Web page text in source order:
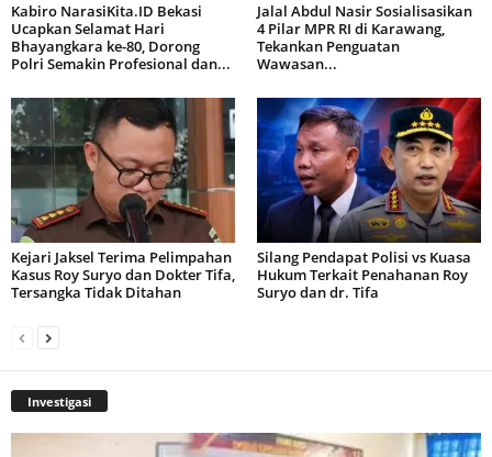
Kabiro NarasiKita.ID Bekasi
Ucapkan Selamat Hari
Bhayangkara ke-80, Dorong
Polri Semakin Profesional dan...
Jalal Abdul Nasir Sosialisasikan
4 Pilar MPR RI di Karawang,
Tekankan Penguatan
Wawasan...
Kejari Jaksel Terima Pelimpahan
Kasus Roy Suryo dan Dokter Tifa,
Tersangka Tidak Ditahan
Silang Pendapat Polisi vs Kuasa
Hukum Terkait Penahanan Roy
Suryo dan dr. Tifa
Investigasi